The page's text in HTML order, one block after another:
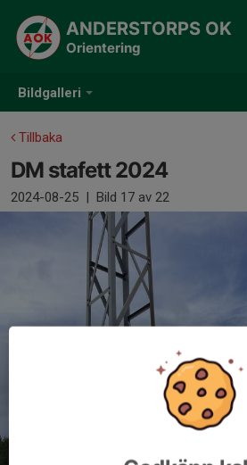
Bildgalleri
ANDERSTORPS OK
Orientering
Tillbaka
DM stafett 2024
2024-08-25 | Bild 17 av 22